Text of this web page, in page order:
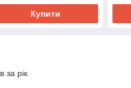
Купити
за рік